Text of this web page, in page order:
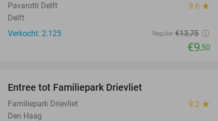
Pavarotti Delft 9.6 star
Delft
Verkocht: 2.125
Regulier €13,75
€9,50
Entree tot Familiepark Drievliet
Familiepark Drievliet 9.2 star
Den Haag